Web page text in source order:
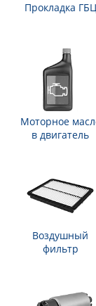
Прокладка ГБЦ
Моторное
в двигатель
Воздушный
фильтр